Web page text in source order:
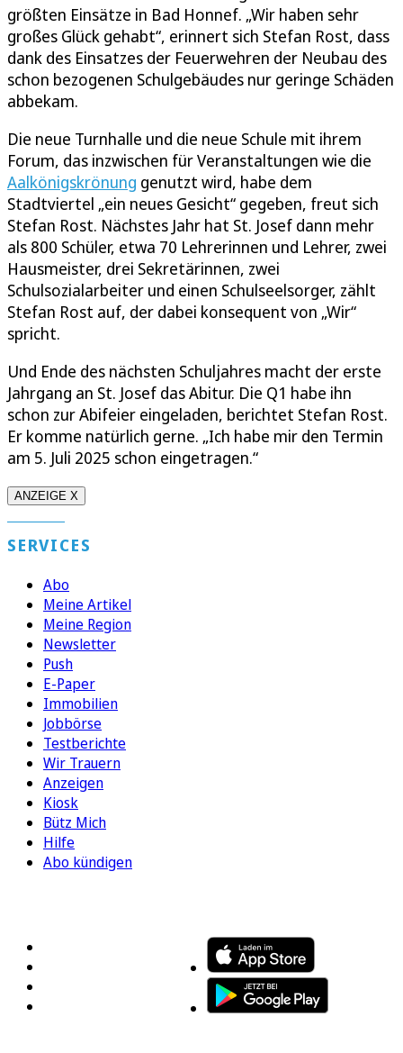
größten Einsätze in Bad Honnef. „Wir haben sehr
großes Glück gehabt“, erinnert sich Stefan Rost, dass
dank des Einsatzes der Feuerwehren der Neubau des
schon bezogenen Schulgebäudes nur geringe Schäden
abbekam.
Die neue Turnhalle und die neue Schule mit ihrem
Forum, das inzwischen für Veranstaltungen wie die
Aalkönigskrönung genutzt wird, habe dem
Stadtviertel „ein neues Gesicht“ gegeben, freut sich
Stefan Rost. Nächstes Jahr hat St. Josef dann mehr
als 800 Schüler, etwa 70 Lehrerinnen und Lehrer, zwei
Hausmeister, drei Sekretärinnen, zwei
Schulsozialarbeiter und einen Schulseelsorger, zählt
Stefan Rost auf, der dabei konsequent von „Wir“
spricht.
Und Ende des nächsten Schuljahres macht der erste
Jahrgang an St. Josef das Abitur. Die Q1 habe ihn
schon zur Abifeier eingeladen, berichtet Stefan Rost.
Er komme natürlich gerne. „Ich habe mir den Termin
am 5. Juli 2025 schon eingetragen.“
ANZEIGE X
SERVICES
Abo
Meine Artikel
Meine Region
Newsletter
Push
E-Paper
Immobilien
Jobbörse
Testberichte
Wir Trauern
Anzeigen
Kiosk
Bütz Mich
Hilfe
Abo kündigen